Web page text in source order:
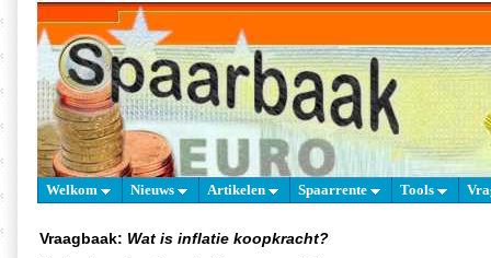
Welkom Nieuws Artikelen Spaarrente Tools
Vraagbaak: Wat is inflatie koopkracht?